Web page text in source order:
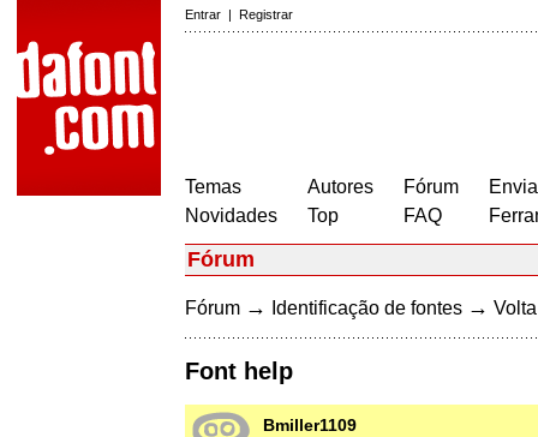
Entrar | Registrar
Temas
Novidades
Autores
Top
Fórum
FAQ
Fórum
Fórum → Identificação de fontes →
Font help
Bmiller1109